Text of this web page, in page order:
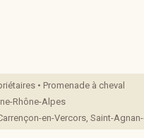
• Promenade à cheval
Rhône-Alpes
en-Vercors, Saint-